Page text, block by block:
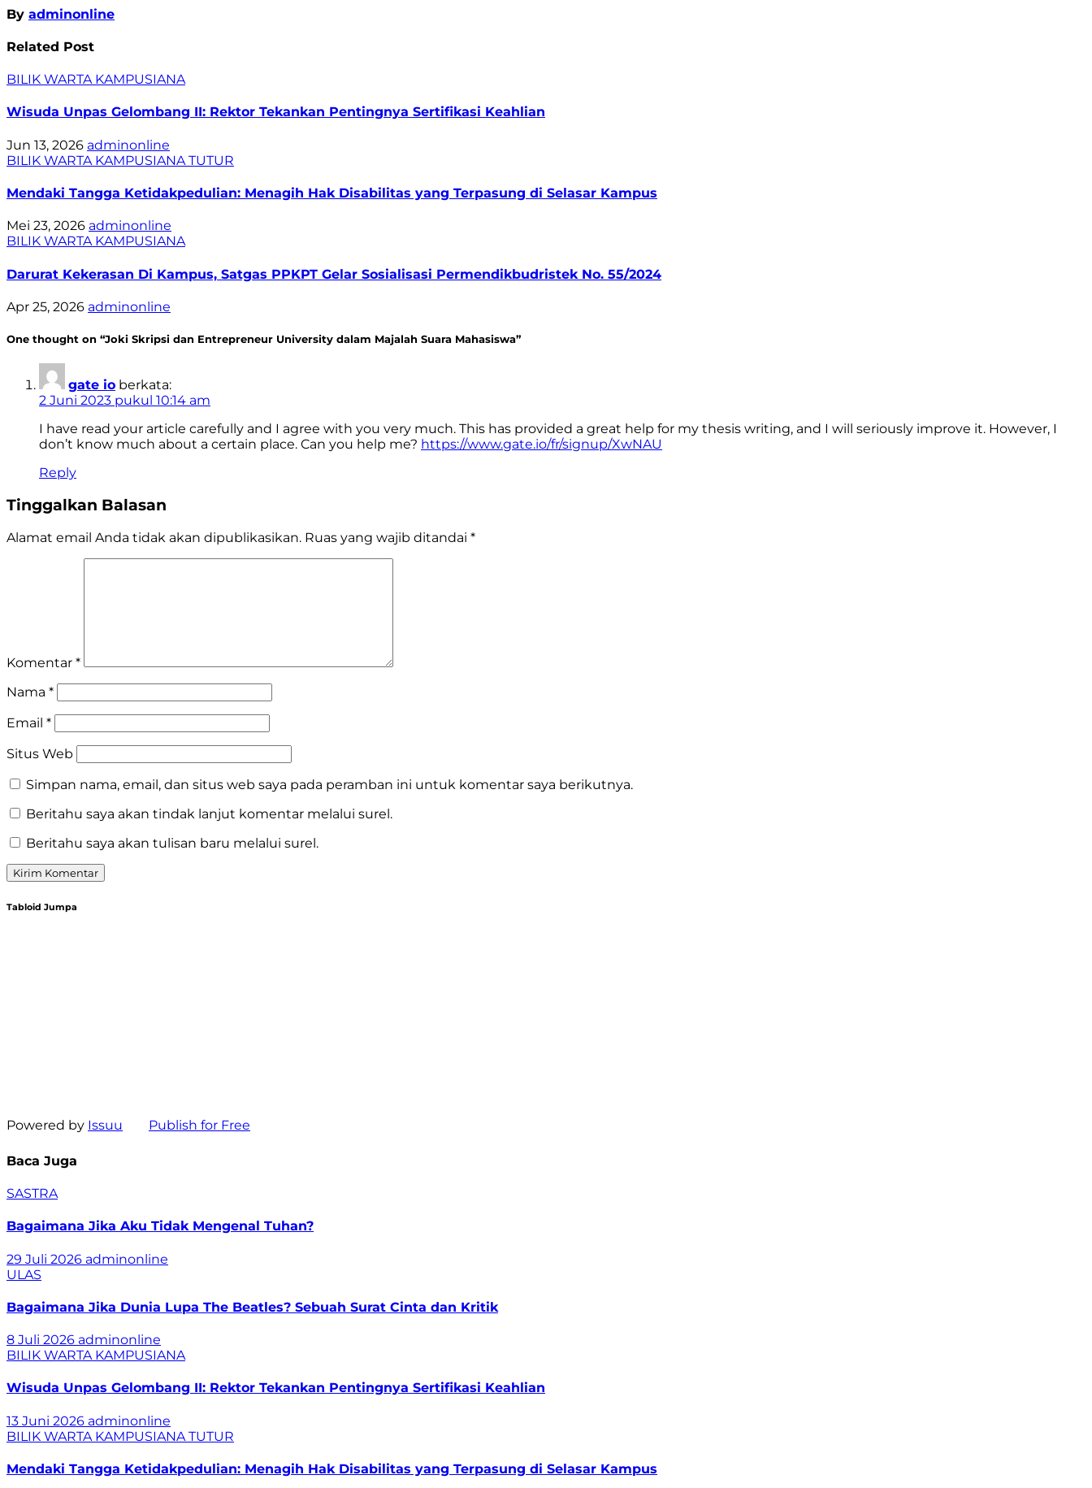
By adminonline
Related Post
BILIK WARTA KAMPUSIANA
Wisuda Unpas Gelombang II: Rektor Tekankan Pentingnya Sertifikasi Keahlian
Jun 13, 2026 adminonline
BILIK WARTA KAMPUSIANA TUTUR
Mendaki Tangga Ketidakpedulian: Menagih Hak Disabilitas yang Terpasung di Selasar Kampus
Mei 23, 2026 adminonline
BILIK WARTA KAMPUSIANA
Darurat Kekerasan Di Kampus, Satgas PPKPT Gelar Sosialisasi Permendikbudristek No. 55/2024
Apr 25, 2026 adminonline
One thought on “Joki Skripsi dan Entrepreneur University dalam Majalah Suara Mahasiswa”
gate io berkata:
2 Juni 2023 pukul 10:14 am
I have read your article carefully and I agree with you very much. This has provided a great help for my thesis writing, and I will seriously improve it. However, I
don’t know much about a certain place. Can you help me? https://www.gate.io/fr/signup/XwNAU
Reply
Tinggalkan Balasan
Alamat email Anda tidak akan dipublikasikan. Ruas yang wajib ditandai *
Komentar *
Nama *
Email *
Situs Web
Simpan nama, email, dan situs web saya pada peramban ini untuk komentar saya berikutnya.
Beritahu saya akan tindak lanjut komentar melalui surel.
Beritahu saya akan tulisan baru melalui surel.
Tabloid Jumpa
Powered by Issuu Publish for Free
Baca Juga
SASTRA
Bagaimana Jika Aku Tidak Mengenal Tuhan?
29 Juli 2026 adminonline
ULAS
Bagaimana Jika Dunia Lupa The Beatles? Sebuah Surat Cinta dan Kritik
8 Juli 2026 adminonline
BILIK WARTA KAMPUSIANA
Wisuda Unpas Gelombang II: Rektor Tekankan Pentingnya Sertifikasi Keahlian
13 Juni 2026 adminonline
BILIK WARTA KAMPUSIANA TUTUR
Mendaki Tangga Ketidakpedulian: Menagih Hak Disabilitas yang Terpasung di Selasar Kampus